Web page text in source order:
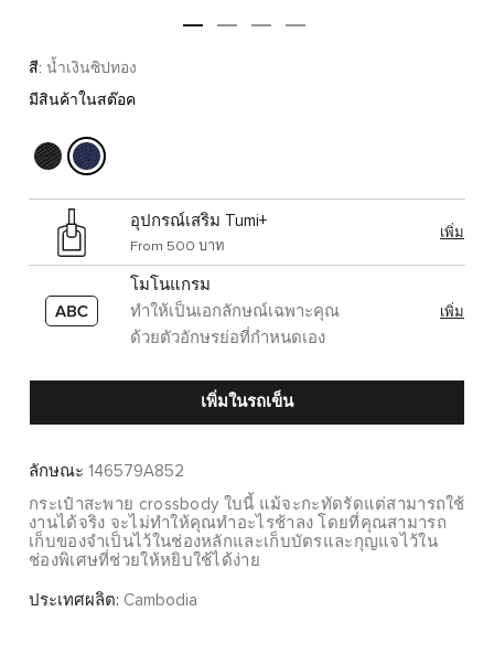
สี: น้ำเงินซิปทอง
มีสินค้าในสต๊อค
อุปกรณ์เสริม Tumi+
From 500 บาท
เพิ่ม
โมโนแกรม
ทำให้เป็นเอกลักษณ์เฉพาะคุณ
ด้วยตัวอักษรย่อที่กำหนดเอง
เพิ่ม
เพิ่มในรถเข็น
ลักษณะ 146579A852
กระเป๋าสะพาย crossbody ใบนี้ แม้จะกะทัดรัดแต่สามารถใช้
งานได้จริง จะไม่ทำให้คุณทำอะไรช้าลง โดยที่คุณสามารถ
เก็บของจำเป็นไว้ในช่องหลักและเก็บบัตรและกุญแจไว้ใน
ช่องพิเศษที่ช่วยให้หยิบใช้ได้ง่าย
ประเทศผลิต: Cambodia